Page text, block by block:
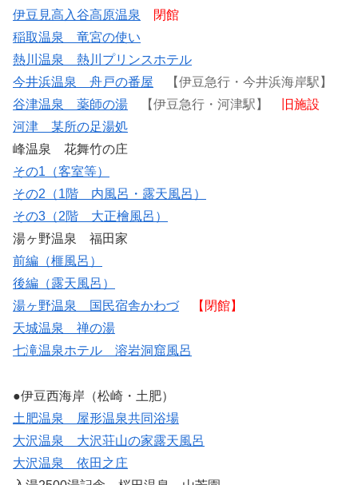
伊豆見高入谷高原温泉
閉館
稲取温泉 竜宮の使い
熱川温泉 熱川プリンスホテル
今井浜温泉 舟戸の番屋
【伊豆急行・今井浜海岸駅】
谷津温泉 薬師の湯
【伊豆急行・河津駅】
旧施設
河津 某所の足湯処
峰温泉 花舞竹の庄
その1（客室等）
その2（1階 内風呂・露天風呂）
その3（2階 大正檜風呂）
湯ヶ野温泉 福田家
前編（榧風呂）
後編（露天風呂）
湯ヶ野温泉 国民宿舎かわづ
【閉館】
天城温泉 禅の湯
七滝温泉ホテル 溶岩洞窟風呂
●伊豆西海岸（松崎・土肥）
土肥温泉 屋形温泉共同浴場
大沢温泉 大沢荘山の家露天風呂
大沢温泉 依田之庄